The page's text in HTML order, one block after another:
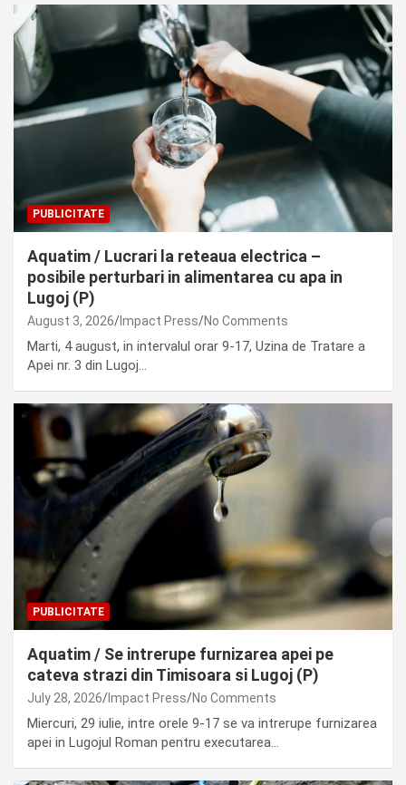
PUBLICITATE
Aquatim / Lucrari la reteaua electrica –
posibile perturbari in alimentarea cu apa in
Lugoj (P)
August 3, 2026 Impact Press No Comments
Marti, 4 august, in intervalul orar 9-17, Uzina de Tratare a
Apei nr. 3 din Lugoj…
PUBLICITATE
Aquatim / Se intrerupe furnizarea apei pe
cateva strazi din Timisoara si Lugoj (P)
July 28, 2026 Impact Press No Comments
Miercuri, 29 iulie, intre orele 9-17 se va intrerupe furnizarea
apei in Lugojul Roman pentru executarea…